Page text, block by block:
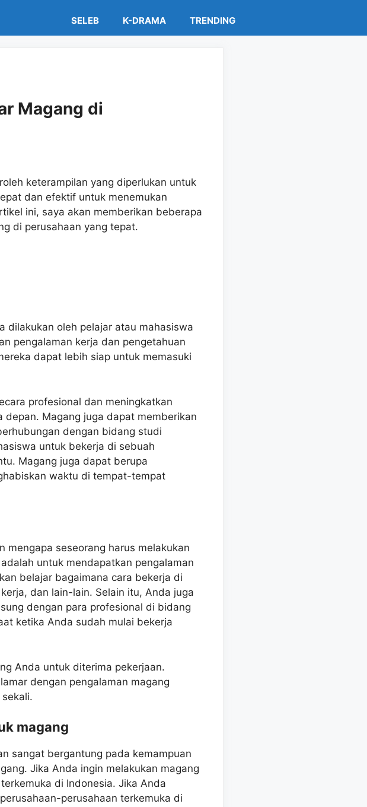
SELEB K-DRAMA TRENDING
Magang di
keterampilan yang diperlukan untuk
dan efektif untuk menemukan
ini, saya akan memberikan beberapa
di perusahaan yang tepat.
dilakukan oleh pelajar atau mahasiswa
pengalaman kerja dan pengetahuan
dapat lebih siap untuk memasuki
profesional dan meningkatkan
Magang juga dapat memberikan
dengan bidang studi
untuk bekerja di sebuah
Magang juga dapat berupa
waktu di tempat-tempat
mengapa seseorang harus melakukan
untuk mendapatkan pengalaman
belajar bagaimana cara bekerja di
dan lain-lain. Selain itu, Anda juga
dengan para profesional di bidang
ketika Anda sudah mulai bekerja
Anda untuk diterima pekerjaan.
dengan pengalaman magang
magang
sangat bergantung pada kemampuan
Jika Anda ingin melakukan magang
di Indonesia. Jika Anda
perusahaan terkemuka di